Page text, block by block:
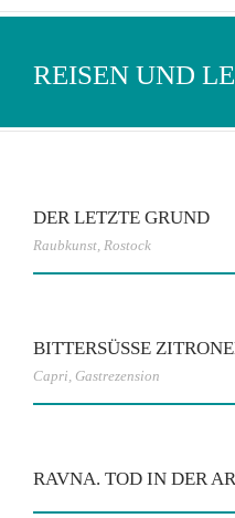
REISEN UND
DER LETZTE GRUND
Raubkunst, Rostock
BITTERSÜSSE
Capri, Gastrezension
RAVNA. TOD IN DER